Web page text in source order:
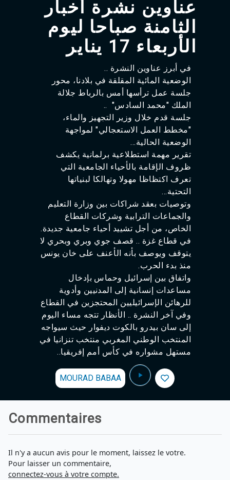
El Jadida 97.3
Settat 104,6
Chefchaouen 106.4
Essaouira 96.6
Safi 92.3
Taza 103.0
Taounate 95.6
Tiznit 103.1
SkhourRhamna 92.2
Taroudant 104.9
Guelmim 91.9
Tan-Tan 95.2
Tafraout 104.9
عناوين نشرة أخبار
الثامنة صباحا ليوم
الأربعاء 17 يناير‎
في أبرز عناوين النشرة ..
الوضعية المائية المقلقة في بلادنا، محور
جلسة عمل ترأسها أمس بالرباط جلالة
الملك "محمد السادس" ..
جلسة قدم خلال وزير التجهيز والماء،
"مخطط العمل الاستعجالي" لمواجهة
الوضعية الحالية...
تقرير مهمة استطلاعية برلمانية يكشف
ظروف الإقامة بالأحياء الجامعية التي
تعرف اكتظاظا مهولا وتهالكا لبنياتها
التحتية...
وتوصيات بعقد شراكات بين وزارة التعليم
والجماعات الترابية وشركات القطاع
الخاص، من أجل تشييد أحياء جامعية جديدة.
في قطاع غزة .. قصف جوي وبري وبحري لا
يتوقف ويوصف بأنه الأعنف على خان يونس
منذ بدء الحرب.
واتفاق بين إسرائيل وحماس بإدخال
مساعدات إنسانية إلى المدنيين وأدوية
للرهائن الإسرائيليين المحتجزين في القطاع
وفي آخر النشرة .. الأنظار تتجه مساء اليوم
إلى سان بيدرو بالكوت ديفوار حيث سيواجه
المنتخب الوطني المغربي منتخب تنزانيا في
مستهل مشواره في كأس أمم إفريقيا..
MOURAD BABAA
Commentaires
Il n'y a aucun avis pour le moment, laissez le votre.
Pour laisser un commentaire,
connectez-vous à votre compte.